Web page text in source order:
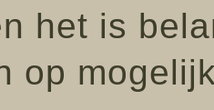
het is
op